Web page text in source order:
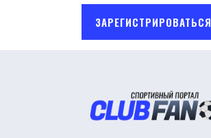
ЗАРЕГИСТРИРОВАТЬСЯ